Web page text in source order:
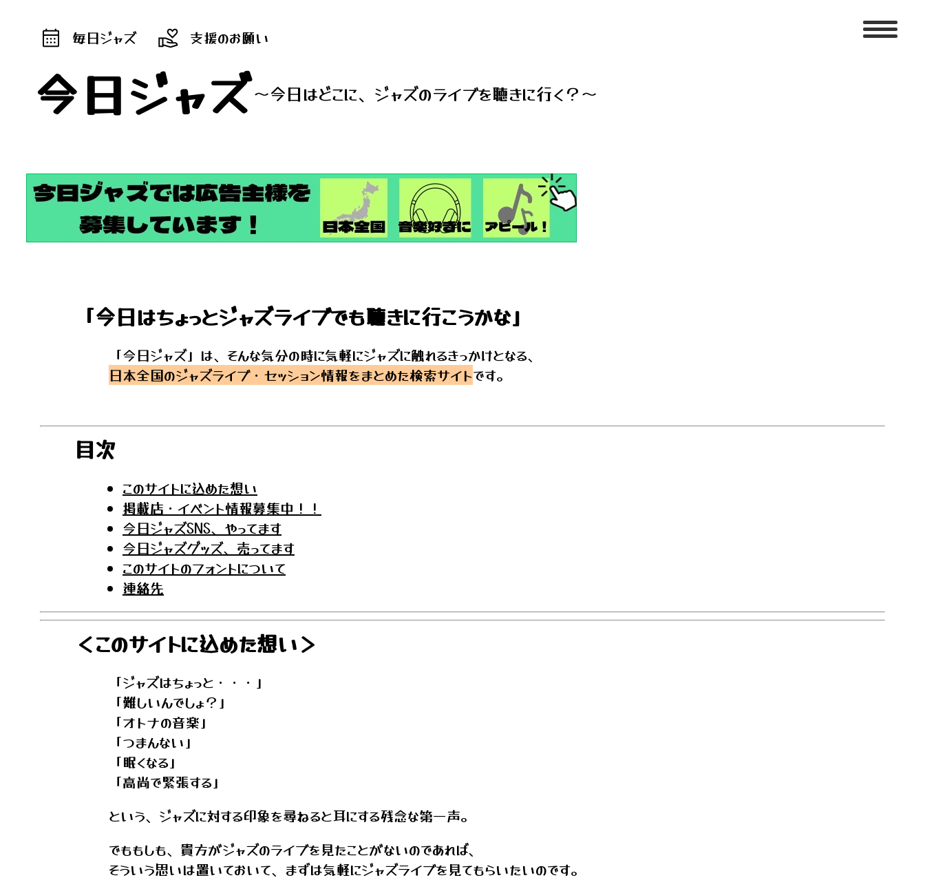
毎日ジャズ 支援のお願い
今日ジャズ～今日はどこに、ジャズのライブを聴きに行く？～
「今日はちょっとジャズライブでも聴きに行こうかな」
「今日ジャズ」は、そんな気分の時に気軽にジャズに触れるきっかけとなる、
日本全国のジャズライブ・セッション情報をまとめた検索サイトです。
目次
このサイトに込めた想い
掲載店・イベント情報募集中！！
今日ジャズSNS、やってます
今日ジャズグッズ、売ってます
このサイトのフォントについて
連絡先
＜このサイトに込めた想い＞
「ジャズはちょっと・・・」
「難しいんでしょ？」
「オトナの音楽」
「つまんない」
「眠くなる」
「高尚で緊張する」
という、ジャズに対する印象を尋ねると耳にする残念な第一声。
でももしも、貴方がジャズのライブを見たことがないのであれば、
そういう思いは置いておいて、まずは気軽にジャズライブを見てもらいたいのです。